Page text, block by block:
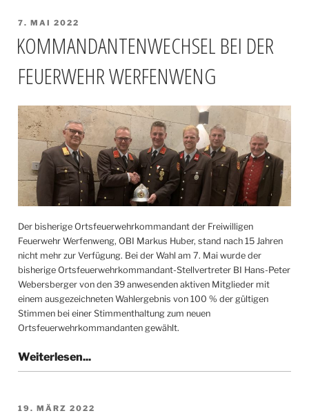
VERÖFFENTLICHT
7. MAI 2022
KOMMANDANTENWECHSEL BEI DER
FEUERWEHR WERFENWENG
Der bisherige Ortsfeuerwehrkommandant der Freiwilligen
Feuerwehr Werfenweng, OBI Markus Huber, stand nach 15 Jahren
nicht mehr zur Verfügung. Bei der Wahl am 7. Mai wurde der
bisherige Ortsfeuerwehrkommandant-Stellvertreter BI Hans-Peter
Webersberger von den 39 anwesenden aktiven Mitglieder mit
einem ausgezeichneten Wahlergebnis von 100 % der gültigen
Stimmen bei einer Stimmenthaltung zum neuen
Ortsfeuerwehrkommandanten gewählt.
VERÖFFENTLICHT
19. MÄRZ 2022